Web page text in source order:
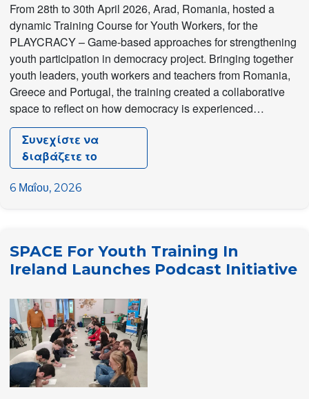
From 28th to 30th April 2026, Arad, Romania, hosted a
dynamic Training Course for Youth Workers, for the
PLAYCRACY – Game-based approaches for strengthening
youth participation in democracy project. Bringing together
youth leaders, youth workers and teachers from Romania,
Greece and Portugal, the training created a collaborative
space to reflect on how democracy is experienced…
Συνεχίστε να
διαβάζετε το
Turning
Training
in
Romania
6 Μαΐου, 2026
SPACE For Youth Training In
Ireland Launches Podcast Initiative